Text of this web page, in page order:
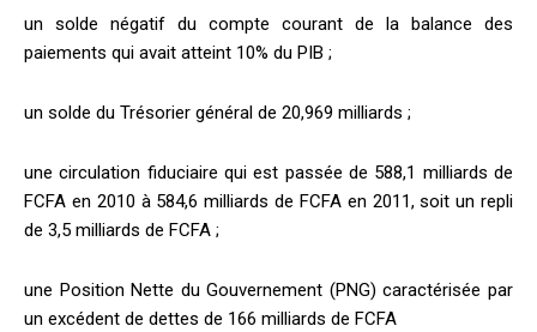
un solde négatif du compte courant de la balance des
paiements qui avait atteint 10% du PIB ;
un solde du Trésorier général de 20,969 milliards ;
une circulation fiduciaire qui est passée de 588,1 milliards de
FCFA en 2010 à 584,6 milliards de FCFA en 2011, soit un repli
de 3,5 milliards de FCFA ;
une Position Nette du Gouvernement (PNG) caractérisée par
un excédent de dettes de 166 milliards de FCFA